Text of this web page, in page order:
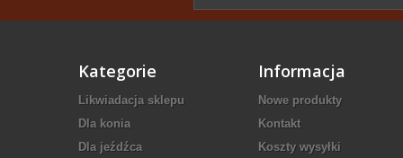
Kategorie
Likwiadacja sklepu
Dla konia
Dla jeźdźca
Informacja
Nowe produkty
Kontakt
Koszty wysyłki